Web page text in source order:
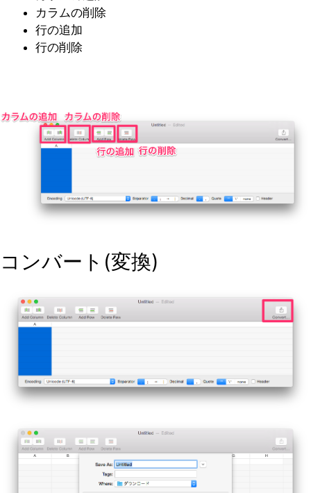
カラムの削除
行の追加
行の削除
コンバート(変換)